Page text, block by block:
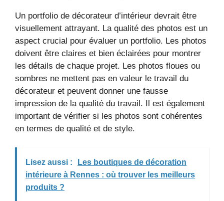
Un portfolio de décorateur d’intérieur devrait être
visuellement attrayant. La qualité des photos est un
aspect crucial pour évaluer un portfolio. Les photos
doivent être claires et bien éclairées pour montrer
les détails de chaque projet. Les photos floues ou
sombres ne mettent pas en valeur le travail du
décorateur et peuvent donner une fausse
impression de la qualité du travail. Il est également
important de vérifier si les photos sont cohérentes
en termes de qualité et de style.
Lisez aussi :
Les boutiques de décoration
intérieure à Rennes : où trouver les meilleurs
produits ?